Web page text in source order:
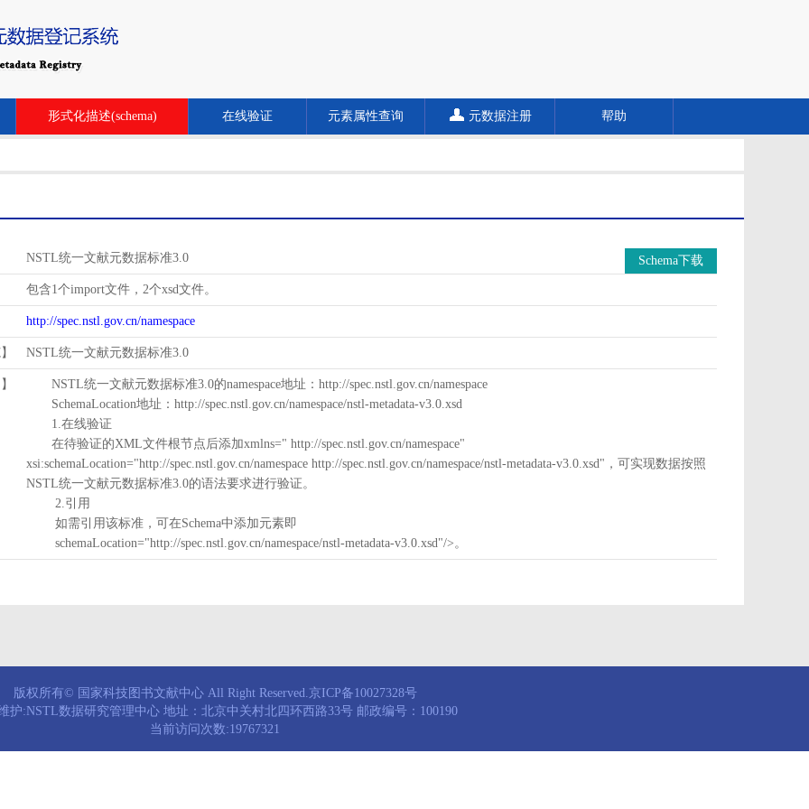
形式化描述(schema) 在线验证 元素属性查询 元数据注册 帮助
NSTL统一文献元数据标准3.0 Schema下载
包含1个import文件，2个xsd文件。
http://spec.nstl.gov.cn/namespace
NSTL统一文献元数据标准3.0
NSTL统一文献元数据标准3.0的namespace地址：http://spec.nstl.gov.cn/namespace
SchemaLocation地址：http://spec.nstl.gov.cn/namespace/nstl-metadata-v3.0.xsd
1.在线验证
在待验证的XML文件根节点后添加xmlns=" http://spec.nstl.gov.cn/namespace"
xsi:schemaLocation="http://spec.nstl.gov.cn/namespace http://spec.nstl.gov.cn/namespace/nstl-metadata-v3.0.xsd"，可实现数据按照
NSTL统一文献元数据标准3.0的语法要求进行验证。
2.引用
如需引用该标准，可在Schema中添加元素即
schemaLocation="http://spec.nstl.gov.cn/namespace/nstl-metadata-v3.0.xsd"/>。
版权所有© 国家科技图书文献中心 All Right Reserved.京ICP备10027328号
护:NSTL数据研究管理中心 地址：北京中关村北四环西路33号 邮政编号：100190
当前访问次数:19767321